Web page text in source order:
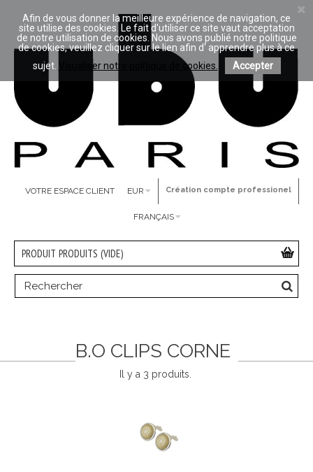
VOTRE ESPACE CLIENT Création compte professionel
EUR
FRANÇAIS
PRODUIT PRODUITS (VIDE)
B.O CLIPS CORNE
Il y a 3 produits.
Afin de vous donner la meilleure expérience de navigation, ce
site utilise des cookies. Le fait d'utiliser ce site vaut acceptation
de notre utilisation de cookies. Nous avons publié notre politique
de cookies, veuillez cliquer sur le lien afin d' apprendre plus à ce
sujet.
Visualiser notre politique de cookies. Accepter